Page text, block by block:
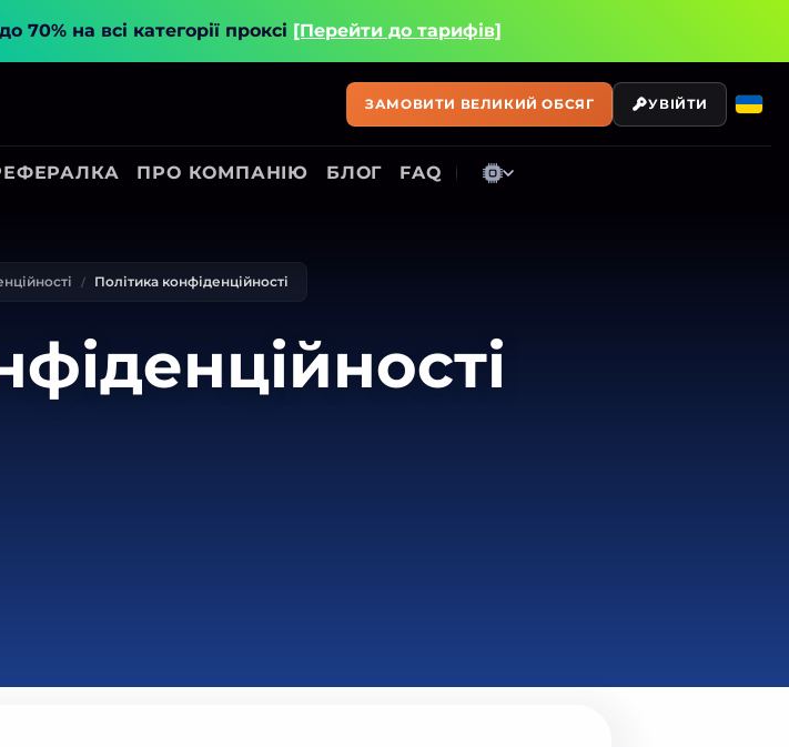
70% на всі категорії проксі [Перейти до тарифів]
ПРО КОМПАНІЮ БЛОГ FAQ
ЗАМОВИТИ ВЕЛИКИЙ ОБСЯГ УВІЙТИ
Політика конфіденційності